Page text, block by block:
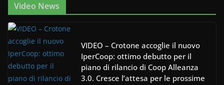
Video News
VIDEO – Crotone accoglie il nuovo
IperCoop: ottimo debutto per il
piano di rilancio di Coop Alleanza
3.0. Cresce l’attesa per le prossime